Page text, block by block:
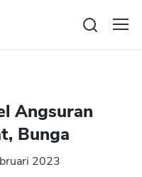
Angsuran
Bunga
2023